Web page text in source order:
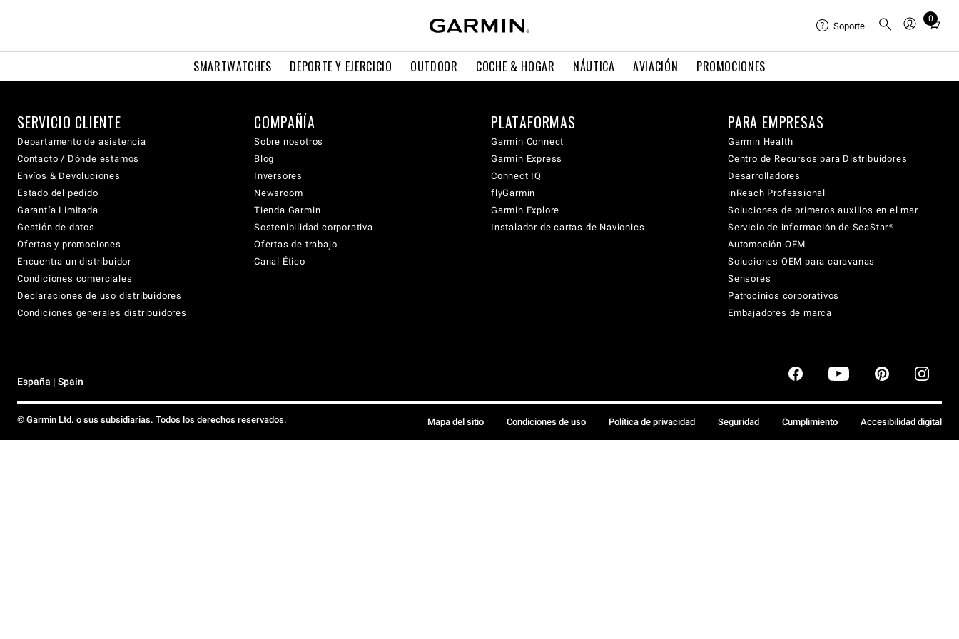
SMARTWATCHES DEPORTE Y EJERCICIO OUTDOOR COCHE & HOGAR NÁUTICA AVIACIÓN PROMOCIONES
Soporte
0
Total
cart:
SERVICIO CLIENTE
Departamento de asistencia
Contacto / Dónde estamos
Envíos & Devoluciones
Estado del pedido
Garantía Limitada
Gestión de datos
Ofertas y promociones
Encuentra un distribuidor
Condiciones comerciales
Declaraciones de uso distribuidores
Condiciones generales distribuidores
COMPAÑÍA
Sobre nosotros
Blog
Inversores
Newsroom
Tienda Garmin
Sostenibilidad corporativa
Ofertas de trabajo
Canal Ético
PLATAFORMAS
Garmin Connect
Garmin Express
Connect IQ
flyGarmin
Garmin Explore
Instalador de cartas de Navionics
PARA EMPRESAS
Garmin Health
Centro de Recursos para Distribuidores
Desarrolladores
inReach Professional
Soluciones de primeros auxilios en el mar
Servicio de información de SeaStar®
Automoción OEM
Soluciones OEM para caravanas
Sensores
Patrocinios corporativos
Embajadores de marca
España | Spain
© Garmin Ltd. o sus subsidiarias. Todos los derechos reservados. Mapa del sitio Condiciones de uso Política de privacidad Seguridad Cumplimiento Accesibilidad digital